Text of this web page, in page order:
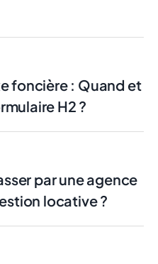
foncière : Quand et
H2 ?
par une agence
locative ?